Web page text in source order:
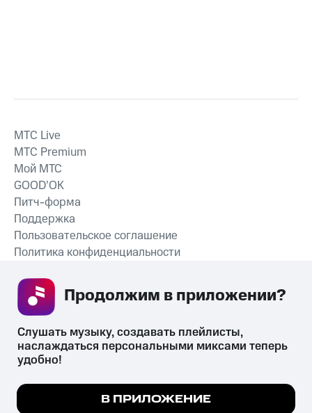
СКАЧАТЬ ПРИЛОЖЕНИЕ
MTС Live
MTС Premium
Мой МТС
GOOD’OK
Питч-форма
Поддержка
Пользовательское соглашение
Политика конфиденциальности
психотропных веществ, их аналогов причиняет вред здоровью,
их незаконный оборот запрещён и влечёт установленную
Мы используем куки, чтобы на сайте все
Подробнее
Слушать музыку, создавать плейлисты,
наслаждаться персональными миксами теперь
удобно!
В ПРИЛОЖЕНИЕ